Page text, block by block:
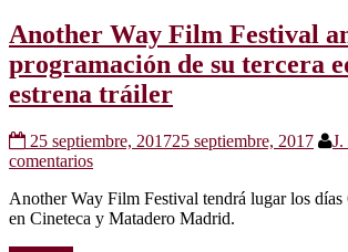
Another Way Film Festival
programación de su tercera
estrena tráiler
25 septiembre, 201725 septiembre, 2017 J.
comentarios
Another Way Film Festival tendrá lugar los
en Cineteca y Matadero Madrid.